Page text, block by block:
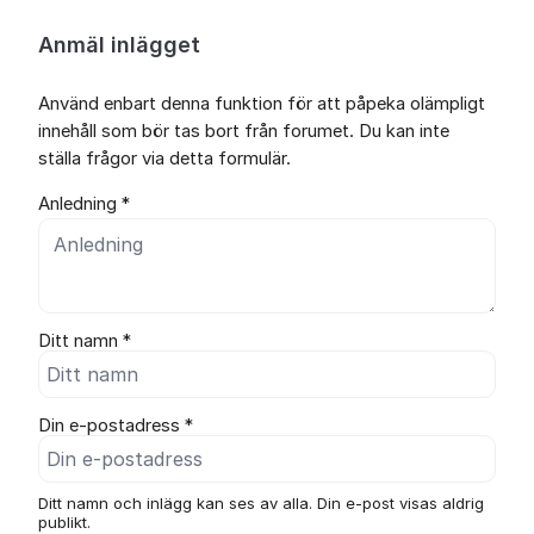
Anmäl inlägget
Använd enbart denna funktion för att påpeka olämpligt
innehåll som bör tas bort från forumet. Du kan inte
ställa frågor via detta formulär.
Anledning *
Ditt namn *
Din e-postadress *
Ditt namn och inlägg kan ses av alla. Din e-post visas aldrig
publikt.